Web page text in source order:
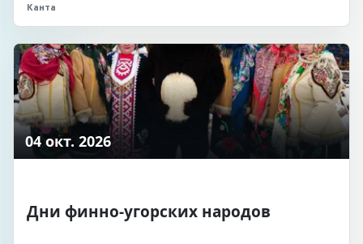
Канта
04 окт. 2026
Дни финно-угорских народов